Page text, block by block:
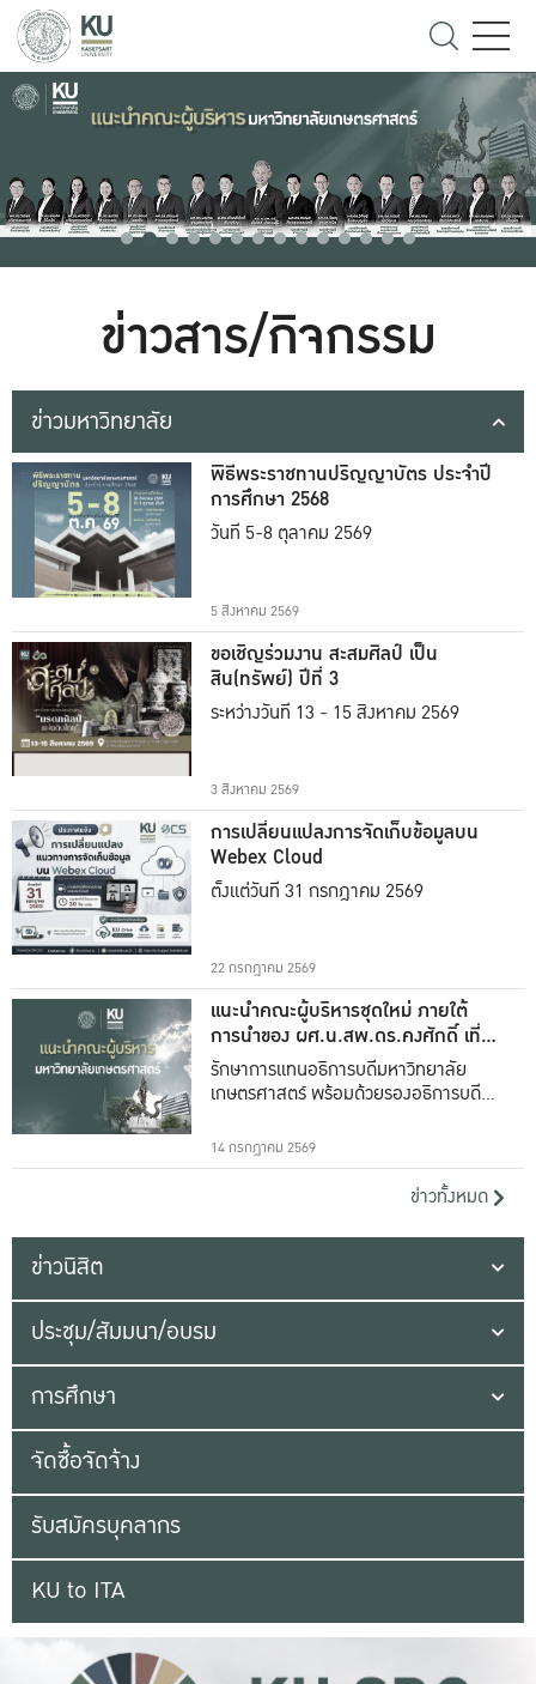
ข่าวสาร/กิจกรรม
ข่าวมหาวิทยาลัย
พิธีพระราชทานปริญญาบัตร ประจำปี
การศึกษา 2568
วันที่ 5-8 ตุลาคม 2569
5 สิงหาคม 2569
ขอเชิญร่วมงาน สะสมศิลป์ เป็น
สิน(ทรัพย์) ปีที่ 3
ระหว่างวันที่ 13 - 15 สิงหาคม 2569
3 สิงหาคม 2569
การเปลี่ยนแปลงการจัดเก็บข้อมูลบน
Webex Cloud
ตั้งแต่วันที่ 31 กรกฎาคม 2569
22 กรกฎาคม 2569
แนะนำคณะผู้บริหารชุดใหม่ ภายใต้
การนำของ ผศ.น.สพ.ดร.คงศักดิ์ เที่ยง
ธรรม
รักษาการแทนอธิการบดีมหาวิทยาลัย
เกษตรศาสตร์ พร้อมด้วยรองอธิการบดีทั้ง
14 กรกฎาคม 2569
ข่าวทั้งหมด
ข่าวนิสิต
ประชุม/สัมมนา/อบรม
การศึกษา
จัดซื้อจัดจ้าง
รับสมัครบุคลากร
KU to ITA